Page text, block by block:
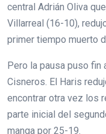
central Adrián Oliva
Villarreal (16-10),
primer tiempo muerto
Pero la pausa puso fin
Cisneros. El Haris
encontrar otra vez los
parte inicial del
manga por 25-19.